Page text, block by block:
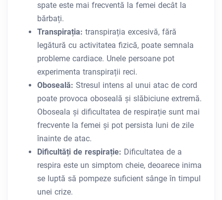
spate este mai frecventă la femei decât la
bărbați.
Transpirația: transpirația excesivă, fără
legătură cu activitatea fizică, poate semnala
probleme cardiace. Unele persoane pot
experimenta transpirații reci.
Oboseală: Stresul intens al unui atac de cord
poate provoca oboseală și slăbiciune extremă.
Oboseala și dificultatea de respirație sunt mai
frecvente la femei și pot persista luni de zile
înainte de atac.
Dificultăți de respirație: Dificultatea de a
respira este un simptom cheie, deoarece inima
se luptă să pompeze suficient sânge în timpul
unei crize.